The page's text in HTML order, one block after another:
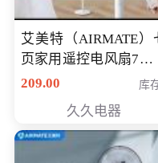
艾美特（AIRMATE）
页家用遥控电风扇7档
量空气循环摇头立式
定时落地式风扇
R20
209.00 库
久久电器